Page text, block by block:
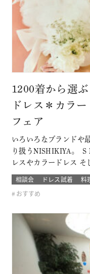
1200着から選
ドレス＊カラ
フェア
いろいろなブランドや
り扱うNISHIKIYA。
レスやカラードレス そ
振袖からブライズメイ
質や数どちらとも県内
ィネーターと打ち合わ
相談会 ドレス試着 料
おすすめ